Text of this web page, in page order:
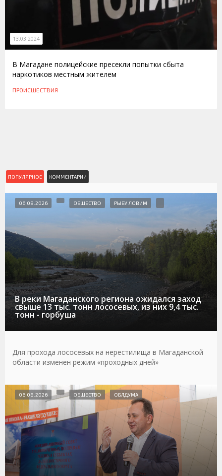
13.03.2024
В Магадане полицейские пресекли попытки сбыта
наркотиков местным жителем
ПРОИСШЕСТВИЯ
ПОПУЛЯРНОЕ КОММЕНТАРИИ
В реки Магаданского региона ожидался заход
свыше 13 тыс. тонн лососевых, из них 9,4 тыс.
тонн - горбуша
06.08.2026 ОБЩЕСТВО РЫБУ ЛОВИМ
Для прохода лососевых на нерестилища в Магаданской
области изменен режим «проходных дней»
06.08.2026 ОБЩЕСТВО ОБЛДУМА